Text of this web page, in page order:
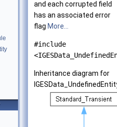
and each corrupted field
has an associated error
flag More...
#include
Inheritance diagram for